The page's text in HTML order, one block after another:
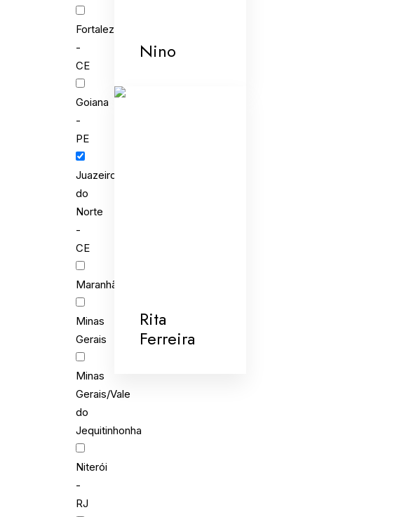
Fortaleza
-
CE
Goiana
-
PE
Juazeiro
do
Norte
-
CE
Maranhão
Minas
Gerais
Minas
Gerais/Vale
do
Jequitinhonha
Niterói
-
RJ
Nino
Rita
Ferreira